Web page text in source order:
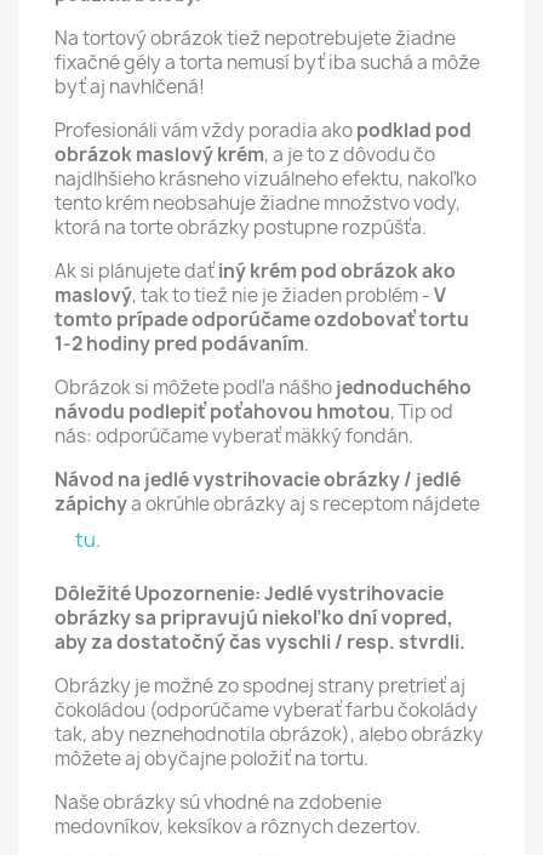
Na tortový obrázok tiež nepotrebujete žiadne
fixačné gély a torta nemusí byť iba suchá a môže
byť aj navhlčená!
Profesionáli vám vždy poradia akopodklad pod
obrázok maslový krém, a je to z dôvodu čo
najdlhšieho krásneho vizuálneho efektu, nakoľko
tento krém neobsahuje žiadne množstvo vody,
ktorá na torte obrázky postupne rozpúšťa.
Ak si plánujete daťiný krém pod obrázok ako
maslový, tak to tiež nie je žiaden problém -V
tomto prípade odporúčame ozdobovať tortu
1-2 hodiny pred podávaním.
Obrázok si môžete podľa nášhojednoduchého
návodu podlepiť poťahovou hmotou, Tip od
nás: odporúčame vyberať mäkký fondán.
Návod na jedlé vystrihovacie obrázky / jedlé
zápichya okrúhle obrázky aj s receptom nájdete
tu.
Dôležité Upozornenie: Jedlé vystrihovacie
obrázky sa pripravujú niekoľko dní vopred,
aby za dostatočný čas vyschli / resp. stvrdli.
Obrázky je možné zo spodnej strany pretrieť aj
čokoládou (odporúčame vyberať farbu čokolády
tak, aby neznehodnotila obrázok), alebo obrázky
môžete aj obyčajne položiť na tortu.
Naše obrázky sú vhodné na zdobenie
medovníkov, keksíkov a rôznych dezertov.